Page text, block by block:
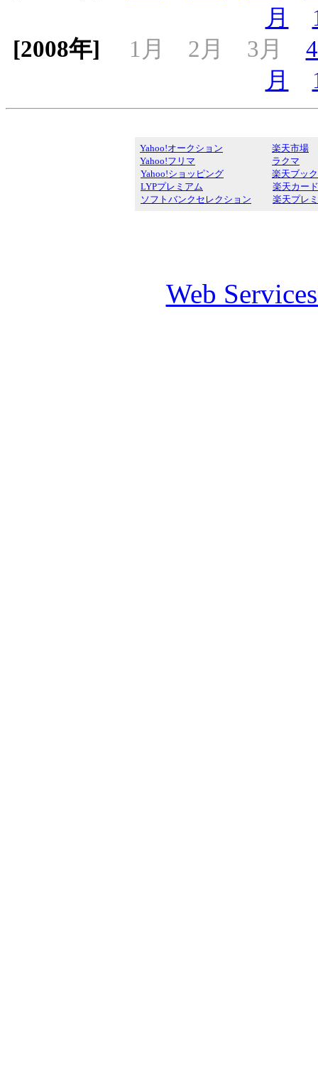
月
[2008年]
1月 2月 3月
月
Yahoo!オークション
Yahoo!フリマ
Yahoo!ショッピング
LYPプレミアム
ソフトバンクセレクション
楽天市場
ラクマ
楽天ブッ
楽天カード
楽天プレ
Web